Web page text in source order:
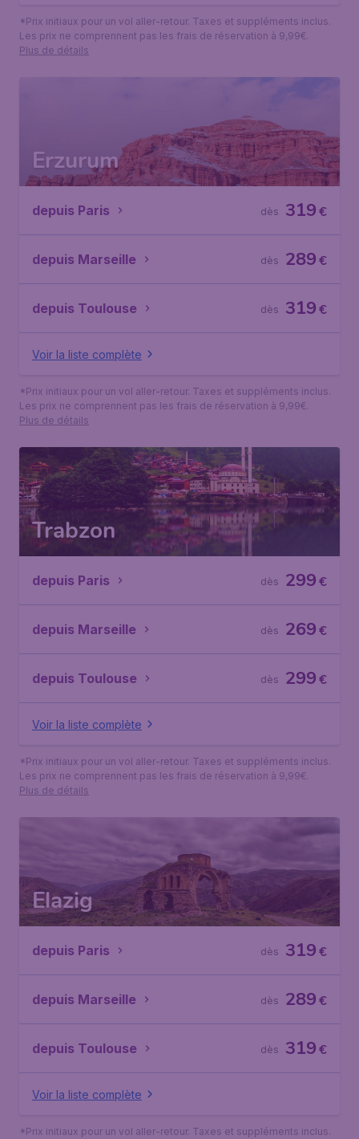
*Prix initiaux pour un vol aller-retour. Taxes et suppléments inclus.
Les prix ne comprennent pas les frais de réservation à 9,99€.
Plus de détails
Erzurum
depuis Paris €
319
dès
depuis Marseille €
289
dès
depuis Toulouse €
319
dès
Voir la liste complète
*Prix initiaux pour un vol aller-retour. Taxes et suppléments inclus.
Les prix ne comprennent pas les frais de réservation à 9,99€.
Plus de détails
Trabzon
depuis Paris €
299
dès
depuis Marseille €
269
dès
depuis Toulouse €
299
dès
Voir la liste complète
*Prix initiaux pour un vol aller-retour. Taxes et suppléments inclus.
Les prix ne comprennent pas les frais de réservation à 9,99€.
Plus de détails
Elazig
depuis Paris €
319
dès
depuis Marseille €
289
dès
depuis Toulouse €
319
dès
Voir la liste complète
*Prix initiaux pour un vol aller-retour. Taxes et suppléments inclus.